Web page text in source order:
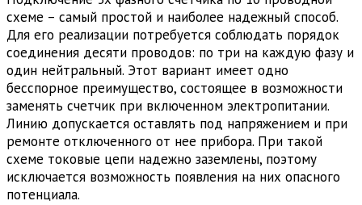
схеме – самый простой и наиболее надежный способ.
Для его реализации потребуется соблюдать порядок
соединения десяти проводов: по три на каждую фазу и
один нейтральный. Этот вариант имеет одно
бесспорное преимущество, состоящее в возможности
заменять счетчик при включенном электропитании.
Линию допускается оставлять под напряжением и при
ремонте отключенного от нее прибора. При такой
схеме токовые цепи надежно заземлены, поэтому
исключается возможность появления на них опасного
потенциала.